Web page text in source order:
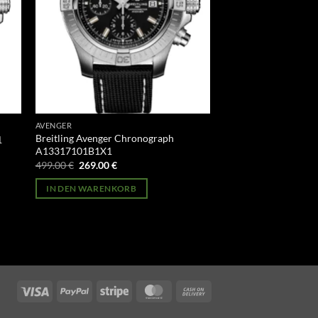
AVENGER
Breitling Avenger Chronograph
A13317101B1X1
499.00€ Ursprünglicher
war:
499.00 €
269.00€Aktueller
ist:
269.00 €.
IN DEN WARENKORB
Visa PayPal Stripe MasterCard